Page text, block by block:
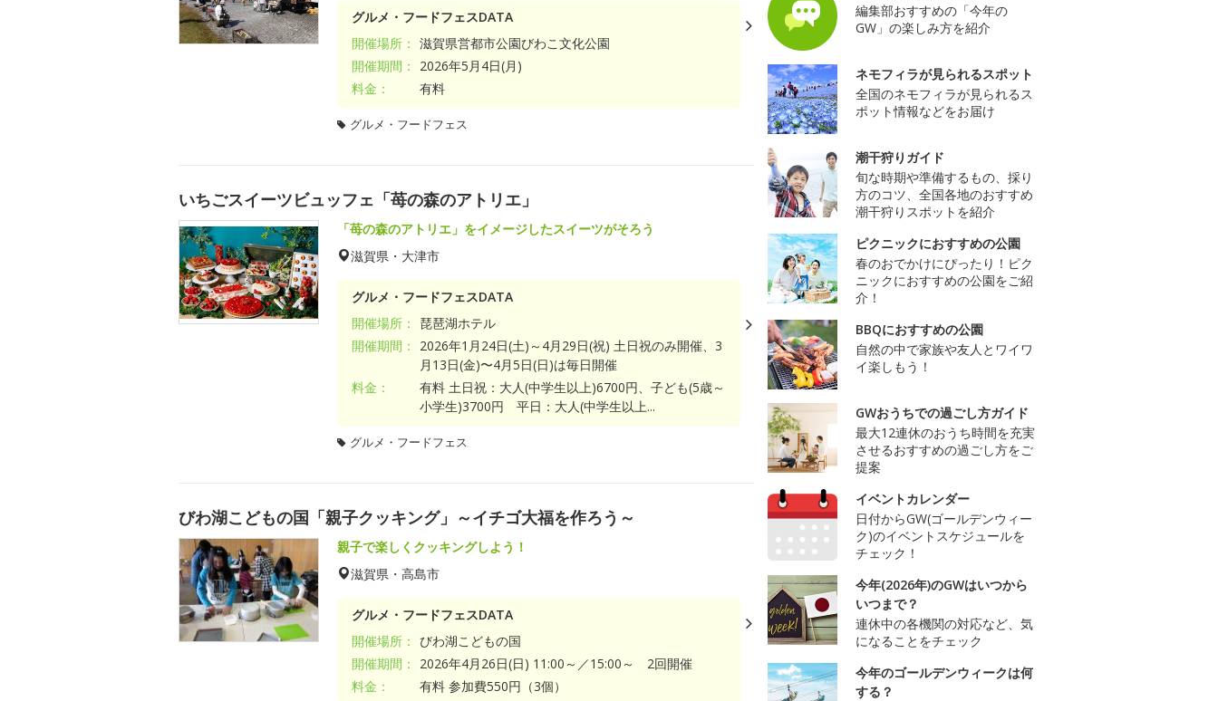
グルメ・フードフェスDATA
開催場所： 滋賀県営都市公園びわこ文化公園
開催期間：
2026年5月4日(月)
料金：
有料
グルメ・フードフェス
いちごスイーツビュッフェ「苺の森のアトリエ」
「苺の森のアトリエ」をイメージしたスイーツがそろう
滋賀県・大津市
グルメ・フードフェスDATA
開催場所：
琵琶湖ホテル
開催期間：
2026年1月24日(土)～4月29日(祝) 土日祝のみ開催、3
月13日(金)〜4月5日(日)は毎日開催
料金：
有料 土日祝：大人(中学生以上)6700円、子ども(5歳～
小学生)3700円 平日：大人(中学生以上...
グルメ・フードフェス
びわ湖こどもの国「親子クッキング」～イチゴ大福を作ろう～
親子で楽しくクッキングしよう！
滋賀県・高島市
グルメ・フードフェスDATA
開催場所： びわ湖こどもの国
開催期間：
2026年4月26日(日) 11:00～／15:00～ 2回開催
料金：
有料 参加費550円（3個）
編集部おすすめの「今年の
GW」の楽しみ方を紹介
ネモフィラが見られるスポット
全国のネモフィラが見られるス
ポット情報などをお届け
潮干狩りガイド
旬な時期や準備するもの、採り
方のコツ、全国各地のおすすめ
潮干狩りスポットを紹介
ピクニックにおすすめの公園
春のおでかけにぴったり！ピク
ニックにおすすめの公園をご紹
介！
BBQにおすすめの公園
自然の中で家族や友人とワイワ
イ楽しもう！
GWおうちでの過ごし方ガイド
最大12連休のおうち時間を充実
させるおすすめの過ごし方をご
提案
イベントカレンダー
日付からGW(ゴールデンウィー
ク)のイベントスケジュールを
チェック！
今年(2026年)のGWはいつから
いつまで？
連休中の各機関の対応など、気
になることをチェック
今年のゴールデンウィークは何
する？